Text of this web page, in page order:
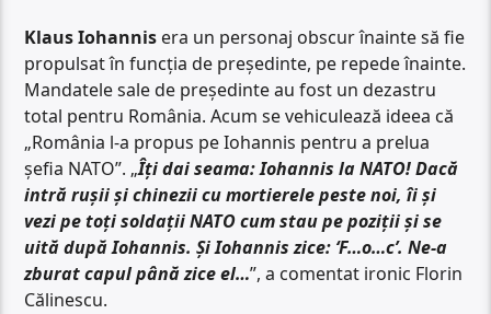
Klaus Iohannis era un personaj obscur înainte să fie
propulsat în funcția de președinte, pe repede înainte.
Mandatele sale de președinte au fost un dezastru
total pentru România. Acum se vehiculează ideea că
„România l-a propus pe Iohannis pentru a prelua
șefia NATO”. „Îți dai seama: Iohannis la NATO! Dacă
intră rușii și chinezii cu mortierele peste noi, îi și
vezi pe toți soldații NATO cum stau pe poziții și se
uită după Iohannis. Și Iohannis zice: ‘F…o…c’. Ne-a
zburat capul până zice el…”, a comentat ironic Florin
Călinescu.